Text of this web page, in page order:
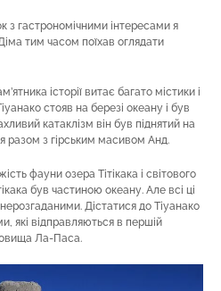
з гастрономічними інтересами я
тим часом поїхав оглядати
історії витає багато містики і
стояв на березі океану і був
катаклізм він був піднятий на
разом з гірським масивом Анд.
фауни озера Тітікака і світового
був частиною океану. Але всі ці
Дістатися до Тіуанако
відправляються в першій
Ла-Паса.